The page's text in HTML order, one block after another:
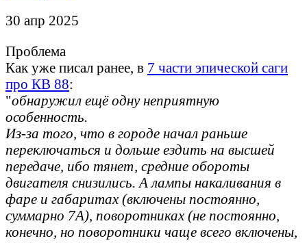
30 апр 2025
Проблема
Как уже писал ранее, в 7 части эпической саги
про КВ 88:
"обнаружил ещё одну неприятную
особенность.
Из-за того, что в городе начал раньше
переключаться и дольше ездить на высшей
передаче, ибо тянет, средние обороты
двигателя снизились. А лампы накаливания в
фаре и габаритах (включены постоянно,
суммарно 7А), поворотниках (не постоянно,
конечно, но поворотники чаще всего включены,